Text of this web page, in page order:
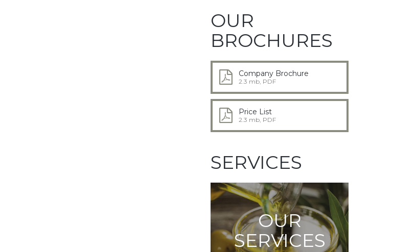
OUR
BROCHURES
Company Brochure
2.3 mb, PDF
Price List
2.3 mb, PDF
SERVICES
OUR
SERVICES